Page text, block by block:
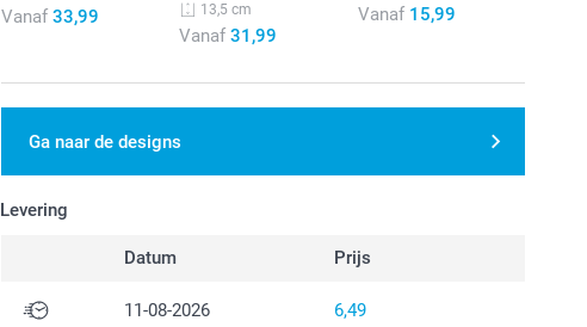
Vanaf 33,99
13,5 cm
Vanaf 31,99
Vanaf15,99
Ga naar de designs
Levering
Datum Prijs
11-08-2026 6,49